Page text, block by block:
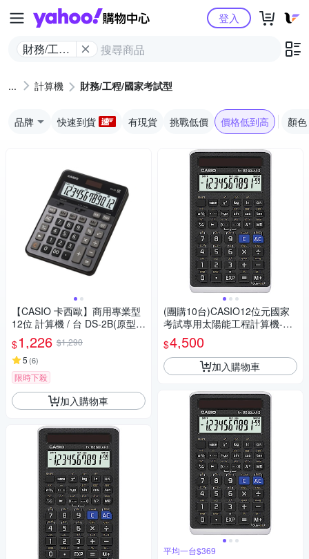
Yahoo購物中心
財務/工程/
型
登入
計算機 財務/工程/國家考試型
品牌 快速到貨 有現貨 挑戰低價 價格低到高 顏色
【CASIO 卡西歐】商用專業型
12位 計算機 / 台 DS-2B(原型號
DS-2TS)
$1,226 $1,290
5 (6)
限時下殺
加入購物車
(團購10台)CASIO12位元國家
考試專用太陽能工程計算機-FX
-82SOLARII
$4,500
加入購物車
平均一台$369